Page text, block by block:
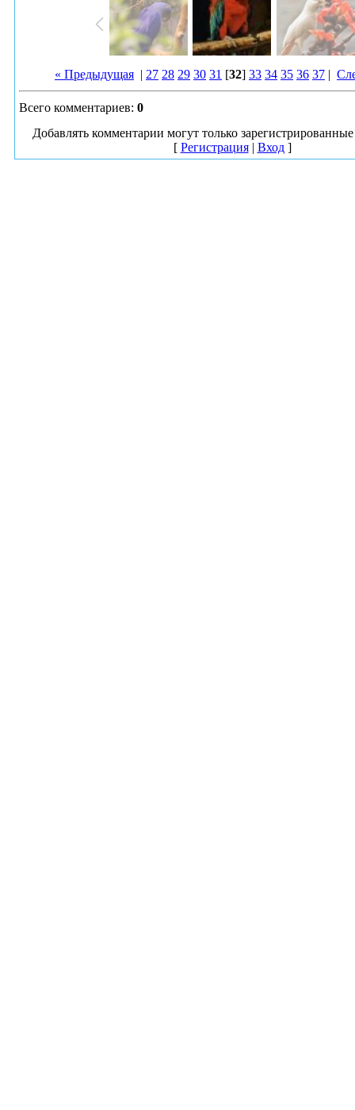
« Предыдущая | 27 28 29 30 31 [32] 33 34 35 36 37 |
Всего комментариев: 0
Добавлять комментарии могут только
[ Регистрация| Вход]